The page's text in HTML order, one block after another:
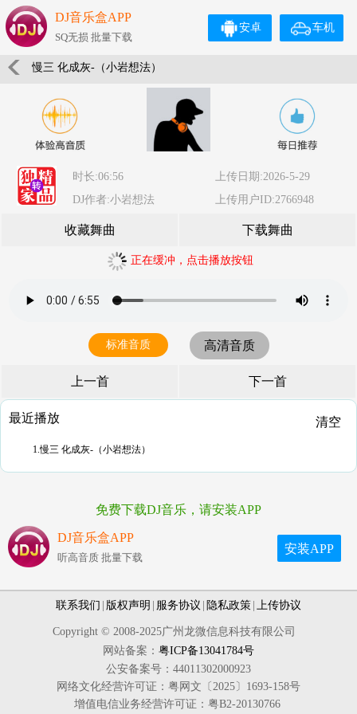
DJ音乐盒APP
SQ无损 批量下载
车机
安卓
慢三 化成灰-（小岩想法）
时长:06:56
上传日期:2026-5-29
DJ作者:小岩想法
上传用户ID:2766948
收藏舞曲 下载舞曲
正在缓冲，点击播放按钮
标准音质 高清音质
上一首 下一首
最近播放 清空
1.慢三 化成灰-（小岩想法）
免费下载DJ音乐，请安装APP
DJ音乐盒APP
听高音质 批量下载
安装APP
联系我们 版权声明 服务协议 隐私政策 上传协议
Copyright © 2008-2025广州龙微信息科技有限公司
网站备案： 粤ICP备13041784号
公安备案号：44011302000923
网络文化经营许可证：粤网文〔2025〕1693-158号
增值电信业务经营许可证：粤B2-20130766